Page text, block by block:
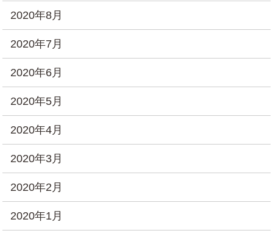
2020年8月
2020年7月
2020年6月
2020年5月
2020年4月
2020年3月
2020年2月
2020年1月